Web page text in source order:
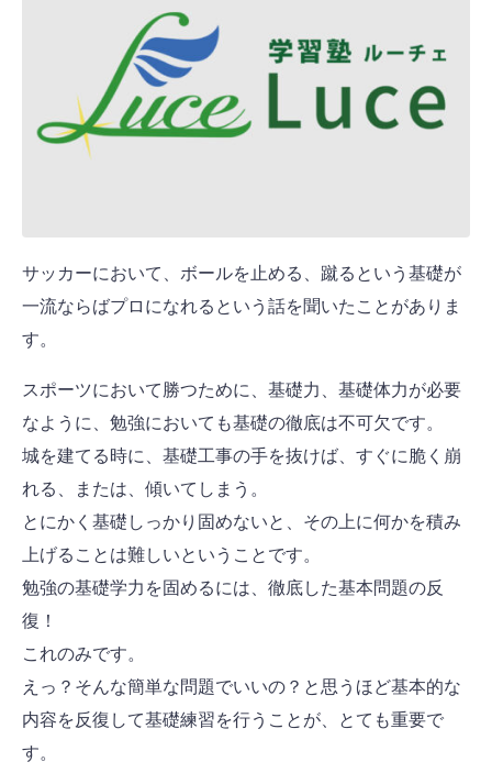
サッカーにおいて、ボールを止める、蹴るという基礎が
一流ならばプロになれるという話を聞いたことがありま
す。
スポーツにおいて勝つために、基礎力、基礎体力が必要
なように、勉強においても基礎の徹底は不可欠です。
城を建てる時に、基礎工事の手を抜けば、すぐに脆く崩
れる、または、傾いてしまう。
とにかく基礎しっかり固めないと、その上に何かを積み
上げることは難しいということです。
勉強の基礎学力を固めるには、徹底した基本問題の反
復！
これのみです。
えっ？そんな簡単な問題でいいの？と思うほど基本的な
内容を反復して基礎練習を行うことが、とても重要で
す。